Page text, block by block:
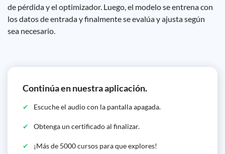
de pérdida y el optimizador. Luego, el modelo se entrena con
los datos de entrada y finalmente se evalúa y ajusta según
sea necesario.
Continúa en nuestra aplicación.
Escuche el audio con la pantalla apagada.
Obtenga un certificado al finalizar.
¡Más de 5000 cursos para que explores!